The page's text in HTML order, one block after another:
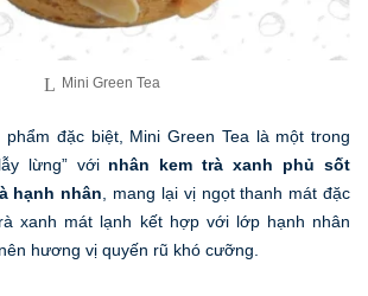
Mini Green Tea
đặc biệt, Mini Green Tea là một trong
lừng” với nhân kem trà xanh phủ sốt
hạnh nhân, mang lại vị ngọt thanh mát đặc
xanh mát lạnh kết hợp với lớp hạnh nhân
hương vị quyến rũ khó cưỡng.